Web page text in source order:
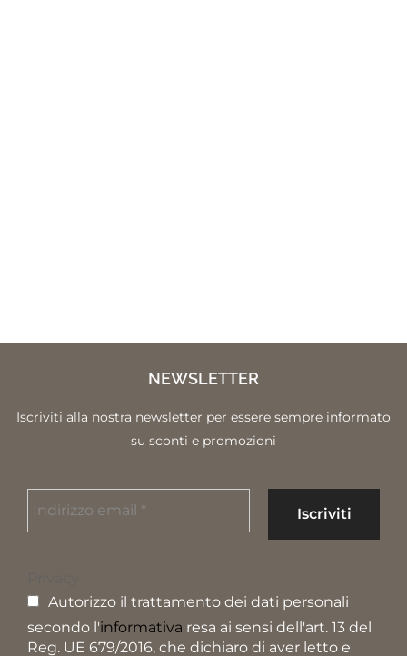
NEWSLETTER
Iscriviti alla nostra newsletter per essere sempre informato
su sconti e promozioni
Autorizzo il trattamento dei dati personali
secondo l'informativa resa ai sensi dell'art. 13 del
Reg. UE 679/2016, che dichiaro di aver letto e